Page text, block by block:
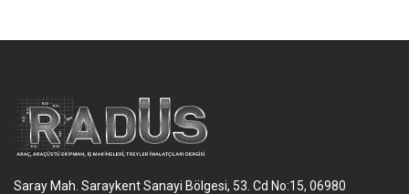
Saray Mah. Saraykent Sanayi Bölgesi, 53. Cd No:15, 06980